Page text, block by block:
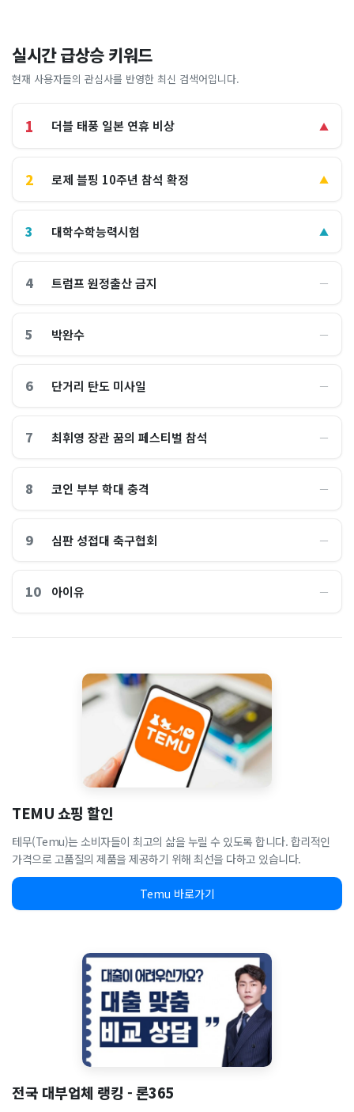
실시간 급상승 키워드
현재 사용자들의 관심사를 반영한 최신 검색어입니다.
1 더블 태풍 일본 연휴 비상 ▲
2 로제 블핑 10주년 참석 확정 ▲
3 대학수학능력시험 ▲
4 트럼프 원정출산 금지 ―
5 박완수 ―
6 단거리 탄도 미사일 ―
7 최휘영 장관 꿈의 페스티벌 참석 ―
8 코인 부부 학대 충격 ―
9 심판 성접대 축구협회 ―
10 아이유 ―
TEMU 쇼핑 할인
테무(Temu)는 소비자들이 최고의 삶을 누릴 수 있도록 합니다. 합리적인
가격으로 고품질의 제품을 제공하기 위해 최선을 다하고 있습니다.
Temu 바로가기
전국 대부업체 랭킹 - 론365